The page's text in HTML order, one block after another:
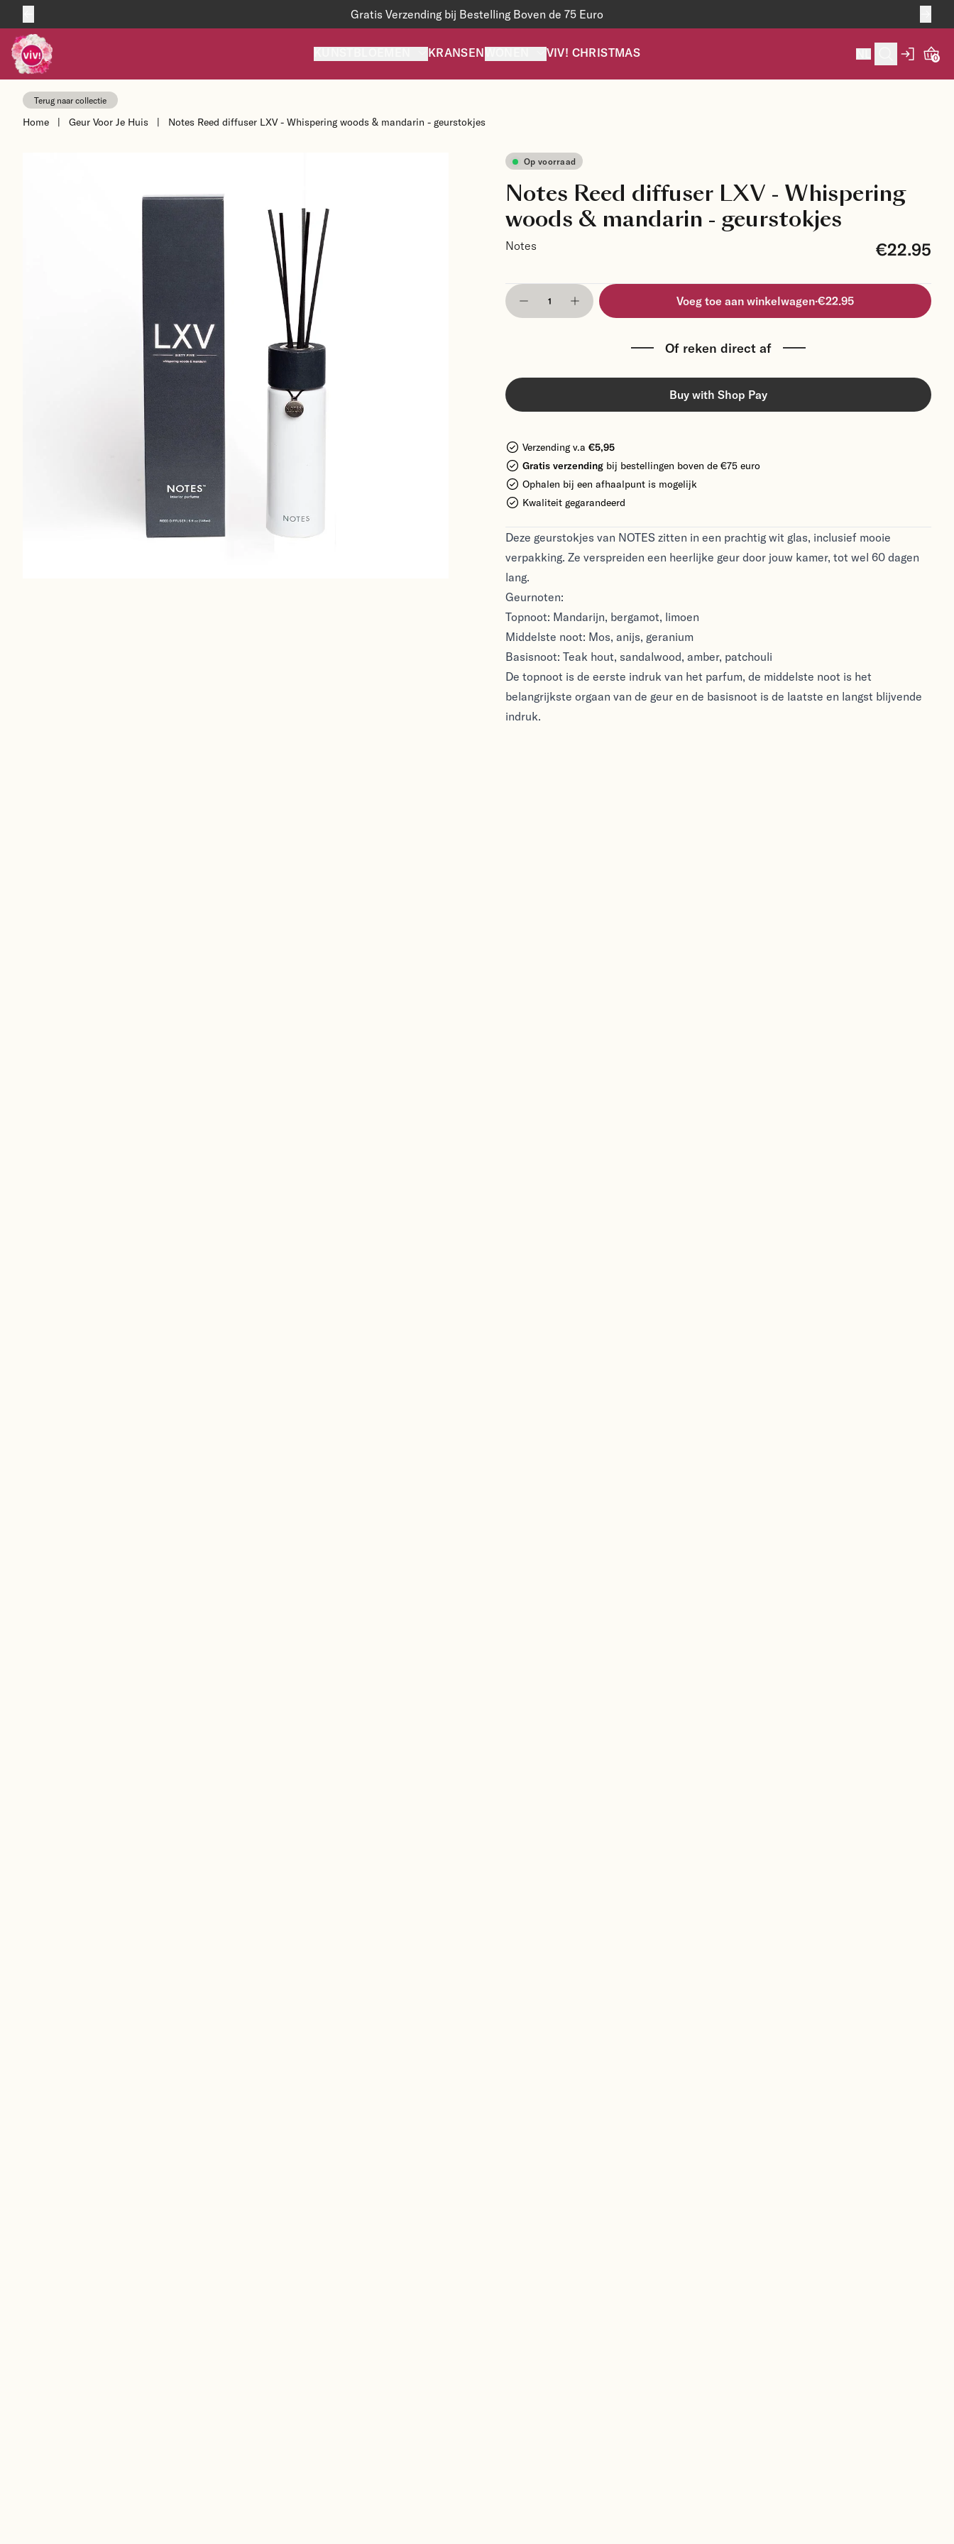
Skip to content Gratis Verzending bij Bestelling Boven de 75 Euro
KRANSEN VIV! CHRISTMAS 0
Terug naar collectie
Home | Geur Voor Je Huis | Notes Reed diffuser LXV - Whispering woods & mandarin - geurstokjes
Op voorraad
Notes Reed diffuser LXV - Whispering
woods & mandarin - geurstokjes
Notes €22.95
Voeg toe aan winkelwagen·€22.95
Of reken direct af
Buy with Shop Pay
Verzending v.a €5,95
Gratis verzending bij bestellingen boven de €75 euro
Ophalen bij een afhaalpunt is mogelijk
Kwaliteit gegarandeerd
Deze geurstokjes van NOTES zitten in een prachtig wit glas, inclusief mooie
verpakking. Ze verspreiden een heerlijke geur door jouw kamer, tot wel 60 dagen
lang.
Geurnoten:
Topnoot: Mandarijn, bergamot, limoen
Middelste noot: Mos, anijs, geranium
Basisnoot: Teak hout, sandalwood, amber, patchouli
De topnoot is de eerste indruk van het parfum, de middelste noot is het
belangrijkste orgaan van de geur en de basisnoot is de laatste en langst blijvende
indruk.